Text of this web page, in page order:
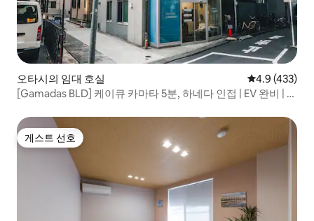
오타시의 임대 호실 평점 4.9점(5
4.9 (433)
[Gamadas BLD] 케이큐 카마타 5분, 하네다 인접 | EV 완비 | 1
게스트 선호
게스트 선호